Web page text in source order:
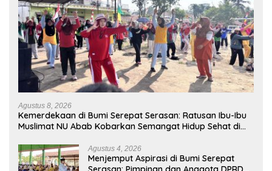
Agustus 8, 2026
Kemerdekaan di Bumi Serepat Serasan: Ratusan Ibu-Ibu
Muslimat NU Abab Kobarkan Semangat Hidup Sehat di
Agustus 4, 2026
Menjemput Aspirasi di Bumi Serepat